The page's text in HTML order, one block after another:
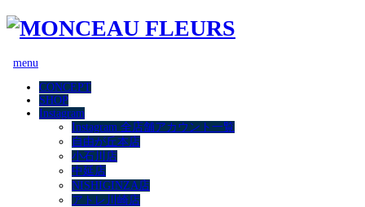
menu
CONCEPT
SHOP
Instagram
Instagram 全店舗アカウント一覧
自由が丘本店
小石川店
中延店
NISHIGINZA店
アトレ川崎店